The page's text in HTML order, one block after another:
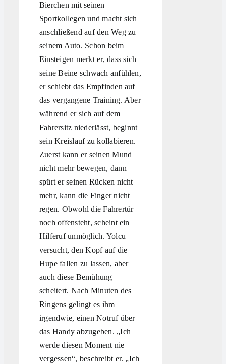
Bierchen mit seinen
Sportkollegen und macht sich
anschließend auf den Weg zu
seinem Auto. Schon beim
Einsteigen merkt er, dass sich
seine Beine schwach anfühlen,
er schiebt das Empfinden auf
das vergangene Training. Aber
während er sich auf dem
Fahrersitz niederlässt, beginnt
sein Kreislauf zu kollabieren.
Zuerst kann er seinen Mund
nicht mehr bewegen, dann
spürt er seinen Rücken nicht
mehr, kann die Finger nicht
regen. Obwohl die Fahrertür
noch offensteht, scheint ein
Hilferuf unmöglich. Yolcu
versucht, den Kopf auf die
Hupe fallen zu lassen, aber
auch diese Bemühung
scheitert. Nach Minuten des
Ringens gelingt es ihm
irgendwie, einen Notruf über
das Handy abzugeben. „Ich
werde diesen Moment nie
vergessen“, beschreibt er. „Ich